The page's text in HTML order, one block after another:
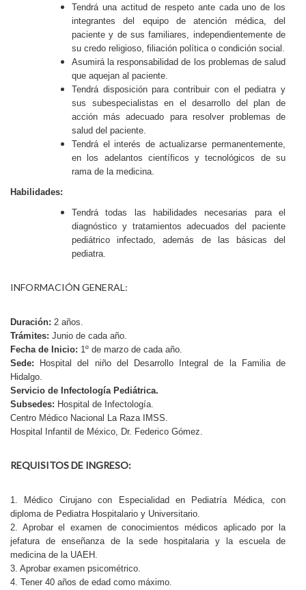
Tendrá una actitud de respeto ante cada uno de los
integrantes del equipo de atención médica, del
paciente y de sus familiares, independientemente de
su credo religioso, filiación política o condición social.
Asumirá la responsabilidad de los problemas de salud
que aquejan al paciente.
Tendrá disposición para contribuir con el pediatra y
sus subespecialistas en el desarrollo del plan de
acción más adecuado para resolver problemas de
salud del paciente.
Tendrá el interés de actualizarse permanentemente,
en los adelantos científicos y tecnológicos de su
rama de la medicina.
Habilidades:
Tendrá todas las habilidades necesarias para el
diagnóstico y tratamientos adecuados del paciente
pediátrico infectado, además de las básicas del
pediatra.
INFORMACIÓN GENERAL:
Duración: 2 años.
Trámites: Junio de cada año.
Fecha de Inicio: 1º de marzo de cada año.
Sede: Hospital del niño del Desarrollo Integral de la Familia de
Hidalgo.
Servicio de Infectología Pediátrica.
Subsedes: Hospital de Infectología.
Centro Médico Nacional La Raza IMSS.
Hospital Infantil de México, Dr. Federico Gómez.
REQUISITOS DE INGRESO:
1. Médico Cirujano con Especialidad en Pediatría Médica, con
diploma de Pediatra Hospitalario y Universitario.
2. Aprobar el examen de conocimientos médicos aplicado por la
jefatura de enseñanza de la sede hospitalaria y la escuela de
medicina de la UAEH.
3. Aprobar examen psicométrico.
4. Tener 40 años de edad como máximo.